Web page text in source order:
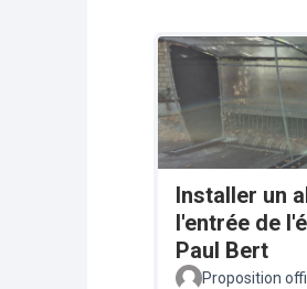
Installer un
l'entrée de
Paul Bert
Proposition